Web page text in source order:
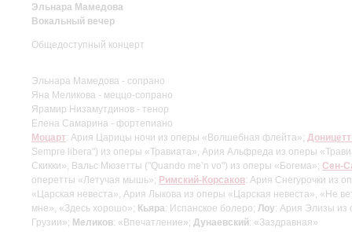
Эльнара Мамедова
Вокальный вечер
Общедоступный концерт
Эльнара Мамедова - сопрано
Яна Меликова - меццо-сопрано
Ярамир Низамутдинов - тенор
Елена Самарина - фортепиано
Моцарт: Ария Царицы ночи из оперы «Волшебная флейта»;
Sempre libera") из оперы «Травиата», Ария Альфреда из оперы
Скикки», Вальс Мюзетты ("Quando me’n vo") из оперы «Богема»; Сен-
оперетты «Летучая мышь»; Римский-Корсаков: Ария Снегурочки из
«Царская невеста», Ария Лыкова из оперы «Царская невеста», «Не
мне», «Здесь хорошо»; Кьяра: Испанское болеро; Лоу: Ария Элизы из
Грузии»; Меликов: «Впечатление»; Дунаевский: «Заздравная»